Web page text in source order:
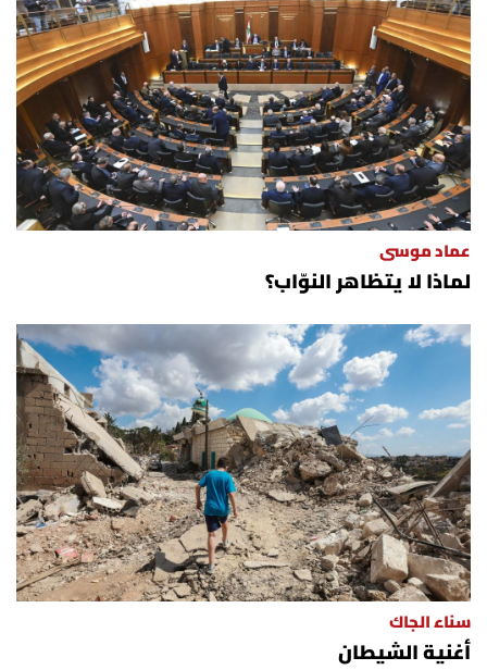
عماد موسى
لماذا لا يتظاهر النوّاب؟
سناء الجاك
أغنية الشيطان